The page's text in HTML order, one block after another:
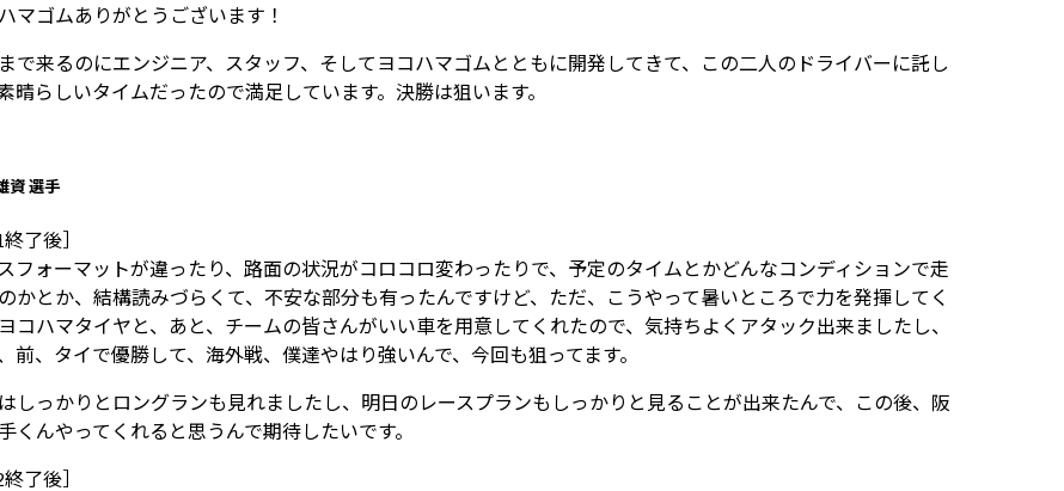
マゴムありがとうございます！
で来るのにエンジニア、スタッフ、そしてヨコハマゴムとともに開発してきて、この二人のドライバーに託し
晴らしいタイムだったので満足しています。決勝は狙います。
資 選手
終了後］
フォーマットが違ったり、路面の状況がコロコロ変わったりで、予定のタイムとかどんなコンディションで走
かとか、結構読みづらくて、不安な部分も有ったんですけど、ただ、こうやって暑いところで力を発揮してく
コハマタイヤと、あと、チームの皆さんがいい車を用意してくれたので、気持ちよくアタック出来ましたし、
前、タイで優勝して、海外戦、僕達やはり強いんで、今回も狙ってます。
しっかりとロングランも見れましたし、明日のレースプランもしっかりと見ることが出来たんで、この後、阪
くんやってくれると思うんで期待したいです。
終了後］